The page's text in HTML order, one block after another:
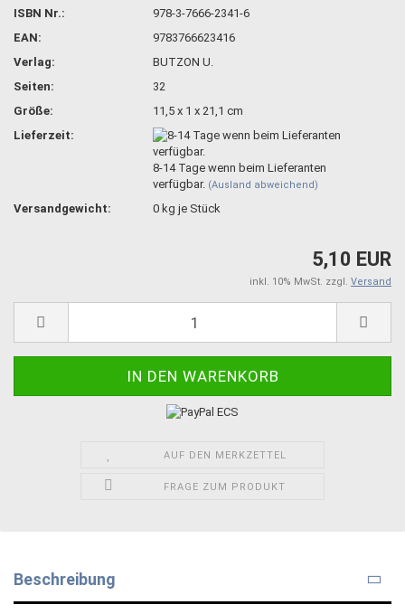
ISBN Nr.:
978-3-7666-2341-6
EAN:
9783766623416
Verlag:
BUTZON U.
Seiten:
32
Größe:
11,5 x 1 x 21,1 cm
Lieferzeit:
8-14 Tage wenn beim Lieferanten
verfügbar. (Ausland abweichend)
Versandgewicht: 0 kg je Stück
5,10 EUR
inkl. 10% MwSt. zzgl. Versand
AUF DEN MERKZETTEL
FRAGE ZUM PRODUKT
Beschreibung